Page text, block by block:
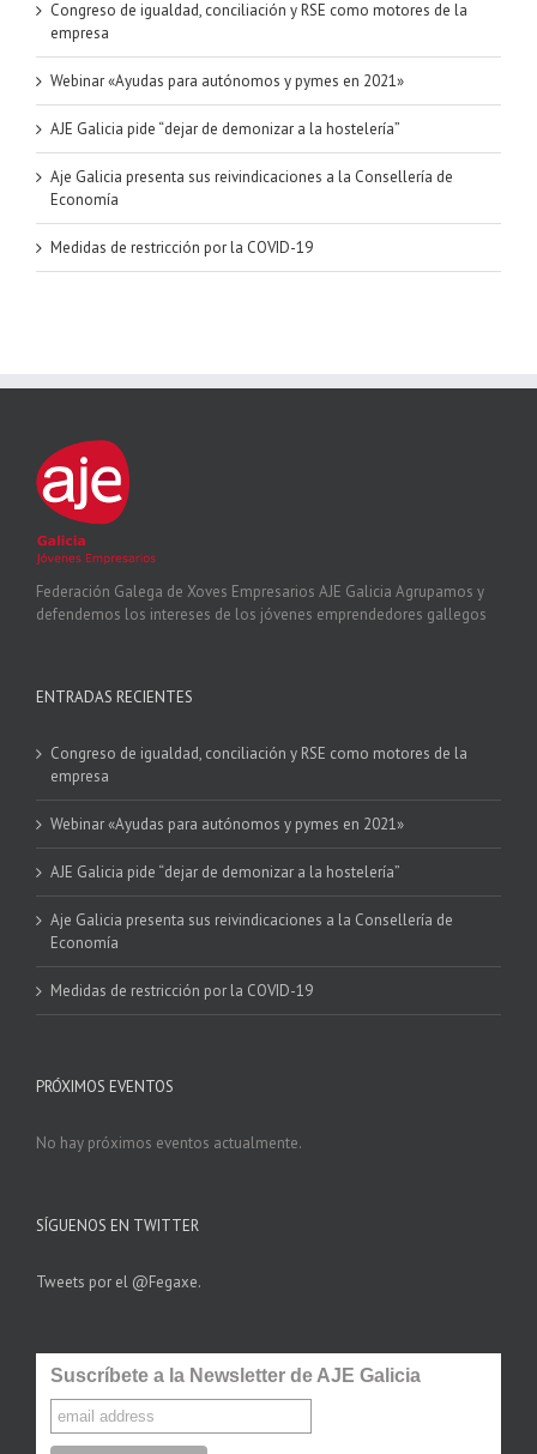
Congreso de igualdad, conciliación y RSE como motores de la
empresa
Webinar «Ayudas para autónomos y pymes en 2021»
AJE Galicia pide “dejar de demonizar a la hostelería”
Aje Galicia presenta sus reivindicaciones a la Consellería de
Economía
Medidas de restricción por la COVID-19
Federación Galega de Xoves Empresarios AJE Galicia Agrupamos y
defendemos los intereses de los jóvenes emprendedores gallegos
ENTRADAS RECIENTES
Congreso de igualdad, conciliación y RSE como motores de la
empresa
Webinar «Ayudas para autónomos y pymes en 2021»
AJE Galicia pide “dejar de demonizar a la hostelería”
Aje Galicia presenta sus reivindicaciones a la Consellería de
Economía
Medidas de restricción por la COVID-19
PRÓXIMOS EVENTOS
No hay próximos eventos actualmente.
SÍGUENOS EN TWITTER
Tweets por el @Fegaxe.
Suscríbete a la Newsletter de AJE Galicia